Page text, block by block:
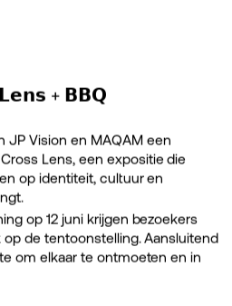
+ 𝗕𝗕𝗤
JP Vision en MAQAM een
Lens, een expositie die
op identiteit, cultuur en
op 12 juni krijgen bezoekers
de tentoonstelling. Aansluitend
om elkaar te ontmoeten en in